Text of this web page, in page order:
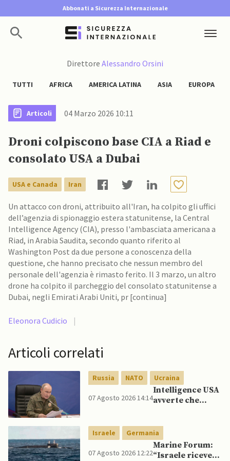
Abbonati a Sicurezza Internazionale
Direttore Alessandro Orsini
TUTTI AFRICA AMERICA LATINA ASIA EUROPA
Articoli 04 Marzo 2026 10:11
Droni colpiscono base CIA a Riad e
consolato USA a Dubai
USA e Canada Iran
Un attacco con droni, attribuito all'Iran, ha colpito gli uffici
dell’agenzia di spionaggio estera statunitense, la Central
Intelligence Agency (CIA), presso l'ambasciata americana a
Riad, in Arabia Saudita, secondo quanto riferito al
Washington Post da due persone a conoscenza della
questione, che hanno precisato che nessun membro del
personale dell'agenzia è rimasto ferito. Il 3 marzo, un altro
drone ha colpito il parcheggio del consolato statunitense a
Dubai, negli Emirati Arabi Uniti, pr [continua]
Eleonora Cudicio |
Articoli correlati
Russia NATO Ucraina
07 Agosto 2026 14:14
Intelligence USA
avverte che
mentre è ancora
impegnato in
Ucraina
Israele Germania
07 Agosto 2026 12:22
Marine Forum:
“Israele riceve